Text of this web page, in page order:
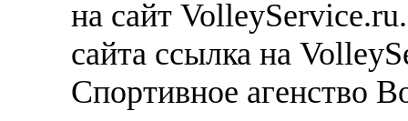
на сайт
сайта ссылка на
Спортивное агенство